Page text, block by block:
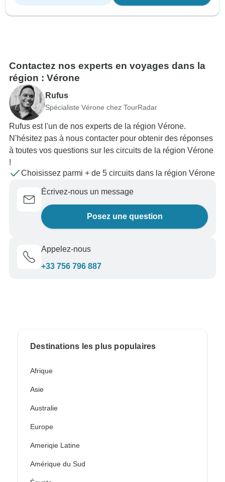
Contactez nos experts en voyages dans la
région : Vérone
Rufus
Spécialiste Vérone chez TourRadar
Rufus est l'un de nos experts de la région Vérone.
N'hésitez pas à nous contacter pour obtenir des réponses
à toutes vos questions sur les circuits de la région Vérone
!
Choisissez parmi + de 5 circuits dans la région Vérone
Écrivez-nous un message
Posez une question
Appelez-nous
+33 756 796 887
Destinations les plus populaires
Afrique
Asie
Australie
Europe
Ameriqie Latine
Amérique du Sud